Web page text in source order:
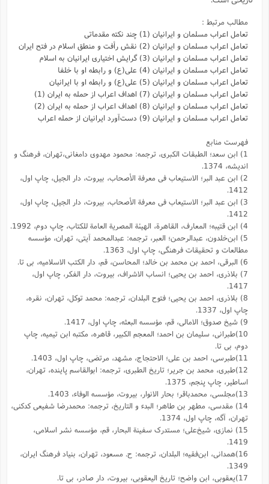
مطالب مرتبط :
تعامل اعراب مسلمان و ایرانیان (1) چند نکته مقدماتی
تعامل اعراب مسلمان و ایرانیان (2) نقش رأفت و منطق اسلام در فتح ایران
تعامل اعراب مسلمان و ایرانیان (3) گرایش اختیاری ایرانیان به اسلام
تعامل اعراب مسلمان و ایرانیان (4) علی(ع) و رابطه او با خلفا
تعامل اعراب مسلمان و ایرانیان (5) علی(ع) و رابطه‌ او با ایرانیان
تعامل اعراب مسلمان و ایرانیان (7) اهداف اعراب از حمله به ایران (1)
تعامل اعراب مسلمان و ایرانیان (8) اهداف اعراب از حمله به ایران (2)
تعامل اعراب مسلمان و ایرانیان (9) دست‌آورد ایرانیان از حمله اعراب
فهرست منابع
1) ابن سعد؛ الطبقات الکبری، ترجمه: محمود مهدوی دامغانی،تهران، فرهنگ و
اندیشه، 1374.
2) ابن عبد البر؛ الاستیعاب فى معرفة الأصحاب، بیروت، دار الجیل، چاپ اول،
1412.
3) ابن عبد البر؛ الاستیعاب فى معرفة الأصحاب، بیروت، دار الجیل، چاپ اول،
1412.
4) ابن قتیبه؛ المعارف، القاهرة، الهیئة المصریة العامة للکتاب، چاپ دوم، 1992.
5) ابن‌خلدون، عبدالرحمن؛ العبر، ترجمه: عبد‌المحمد آیتی، تهران، مؤسسه
مطالعات و تحقیقات فرهنگی، چاپ اول، 1363.
6) البرقی، احمد بن محمد بن خالد؛ المحاسن،‌ قم،‌ دار الکتب الاسلامیه، بی تا.
7) بلاذری، احمد بن یحیی؛ انساب الاشراف، بیروت، دار الفکر، چاپ اول،
1417.
8) بلاذری، احمد بن یحیی؛ فتوح البلدان، ترجمه: محمد توکل، تهران، نقره،
چاپ اول، 1337.
9) شیخ صدوق؛ الامالی، قم، مؤسسه البعثه، چاپ اول، 1417.
10)طبرانی، سلیمان بن احمد؛ المعجم الکبیر، قاهره، مکتبه ابن تیمیه، چاپ
دوم، بی تا.
11)طبرسی، احمد بن علی؛ الاحتجاج، مشهد، مرتضی، چاپ اول، 1403.
12)طبری، محمد بن جریر؛ تاریخ الطبری، ترجمه: ابوالقاسم پاینده، تهران،
اساطیر، چاپ پنجم، 1375.
13)مجلسی، محمدباقر؛ بحار الانوار، بیروت، مؤسسه الوفاء، 1403.
14) مقدسى، مطهر بن طاهر؛ البدء و التاریخ، ترجمه: محمد‌رضا شفیعى کدکنى،
تهران، آگه، چاپ اول، 1374.
15) نمازی، شیخ‌علی؛ مستدرک سفینة البحار، قم، مؤسسه نشر اسلامی،
1419.
16)همدانی، ابن‌فقیه؛ البلدان، ترجمه: ح. مسعود، تهران، بنیاد فرهنگ ایران،
1349.
17)یعقوبى، ابن واضح؛ تاریخ الیعقوبى، بیروت، دار صادر، بی تا.